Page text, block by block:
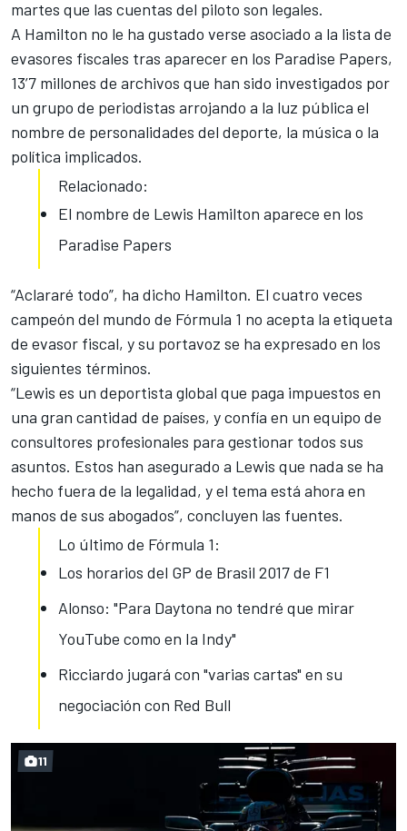
martes que las cuentas del piloto son legales.
A Hamilton no le ha gustado verse asociado a la lista de
evasores fiscales tras aparecer en los Paradise Papers,
13’7 millones de archivos que han sido investigados por
un grupo de periodistas arrojando a la luz pública el
nombre de personalidades del deporte, la música o la
política implicados.
Relacionado:
El nombre de Lewis Hamilton aparece en los
Paradise Papers
“Aclararé todo”, ha dicho Hamilton. El cuatro veces
campeón del mundo de Fórmula 1 no acepta la etiqueta
de evasor fiscal, y su portavoz se ha expresado en los
siguientes términos.
“Lewis es un deportista global que paga impuestos en
una gran cantidad de países, y confía en un equipo de
consultores profesionales para gestionar todos sus
asuntos. Estos han asegurado a Lewis que nada se ha
hecho fuera de la legalidad, y el tema está ahora en
manos de sus abogados”, concluyen las fuentes.
Lo último de Fórmula 1:
Los horarios del GP de Brasil 2017 de F1
Alonso: "Para Daytona no tendré que mirar
YouTube como en Ia Indy"
Ricciardo jugará con "varias cartas" en su
negociación con Red Bull
11